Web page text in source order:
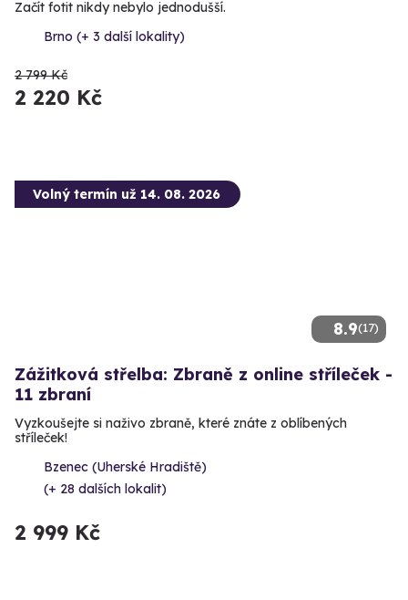
Začít fotit nikdy nebylo jednodušší.
Brno (+ 3 další lokality)
2 799 Kč
2 220 Kč
8.9(17)
Volný termín už 14. 08. 2026
Zážitková střelba: Zbraně z online stříleček -
11 zbraní
Vyzkoušejte si naživo zbraně, které znáte z oblíbených
stříleček!
Bzenec (Uherské Hradiště)
(+ 28 dalších lokalit)
2 999 Kč